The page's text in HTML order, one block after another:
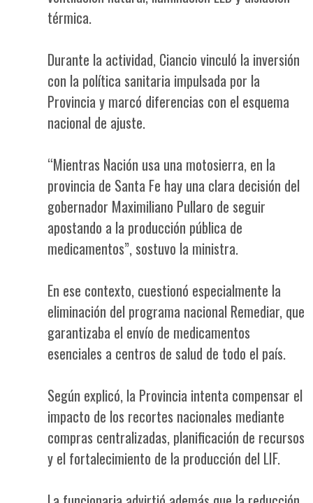
térmica.
Durante la actividad, Ciancio vinculó la inversión
con la política sanitaria impulsada por la
Provincia y marcó diferencias con el esquema
nacional de ajuste.
“Mientras Nación usa una motosierra, en la
provincia de Santa Fe hay una clara decisión del
gobernador Maximiliano Pullaro de seguir
apostando a la producción pública de
medicamentos”, sostuvo la ministra.
En ese contexto, cuestionó especialmente la
eliminación del programa nacional Remediar, que
garantizaba el envío de medicamentos
esenciales a centros de salud de todo el país.
Según explicó, la Provincia intenta compensar el
impacto de los recortes nacionales mediante
compras centralizadas, planificación de recursos
y el fortalecimiento de la producción del LIF.